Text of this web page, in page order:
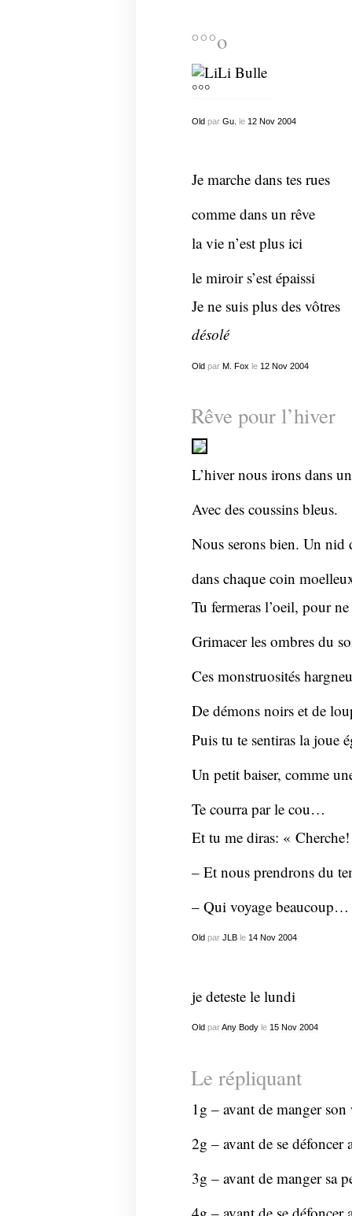
°°°o
Oldpar Gu. le 12 Nov 2004
Je marche dans tes rues
comme dans un rêve
la vie n’est plus ici
le miroir s’est épaissi
Je ne suis plus des vôtres
désolé
Oldpar M. Fox le 12 Nov 2004
Rêve pour l’hiver
L’hiver nous irons dans
Avec des coussins bleus.
Nous serons bien. Un nid
dans chaque coin
Tu fermeras l’oeil, pour
Grimacer les ombres du
Ces monstruosités
De démons noirs et de
Puis tu te sentiras la joue
Un petit baiser, comme
Te courra par le cou…
Et tu me diras: «
– Et nous prendrons du
– Qui voyage beaucoup…
Old par JLBle 14 Nov 2004
je deteste le lundi
OldparAny Bodyle 15 Nov 2004
Le répliquant
1g – avant de manger
2g – avant de se défoncer
3g – avant de manger sa